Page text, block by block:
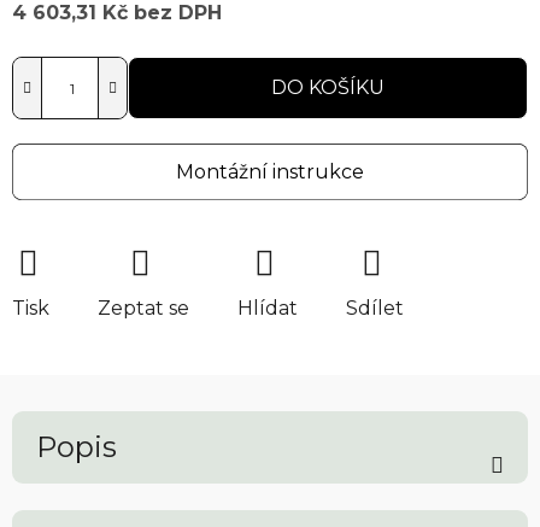
4 603,31 Kč bez DPH
DO KOŠÍKU
Montážní instrukce
Tisk Zeptat se Hlídat Sdílet
Popis